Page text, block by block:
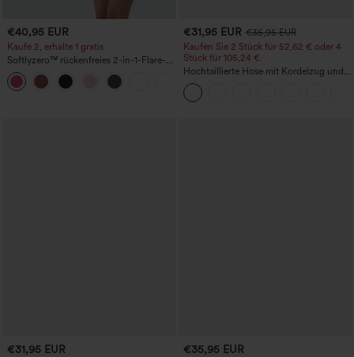
€40,95 EUR
Kaufe 2, erhalte 1 gratis
Softlyzero™ rückenfreies 2-in-1-Flare-
Trainingskleid – Wannabe – Easy Peezy
€31,95 EUR €35,95 EUR
Kaufen Sie 2 Stück für 52,62 € oder 4
Stück für 105,24 €.
Hochtaillierte Hose mit Kordelzug und
Taschen, weitem Bein, lässig und locker
in Leinenoptik
€31,95 EUR €35,95 EUR